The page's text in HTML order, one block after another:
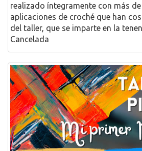
realizado íntegramente con más
aplicaciones de croché que han
del taller, que se imparte en la
Cancelada